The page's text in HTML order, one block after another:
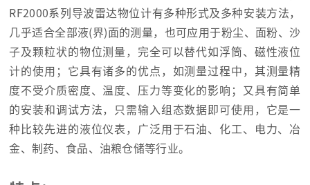
RF2000系列导波雷达物位计有多种形式及多种安装方法，
几乎适合全部液(界)面的测量，也可应用于粉尘、面粉、沙
子及颗粒状的物位测量，完全可以替代如浮筒、磁性液位
计的使用；它具有诸多的优点，如测量过程中，其测量精
度不受介质密度、温度、压力等变化的影响；又具有简单
的安装和调试方法，只需输入组态数据即可使用，它是一
种比较先进的液位仪表，广泛用于石油、化工、电力、冶
金、制药、食品、油粮仓储等行业。